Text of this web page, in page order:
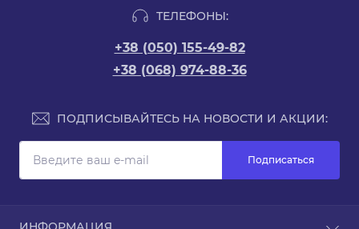
ТЕЛЕФОНЫ:
+38 (050) 155-49-82
+38 (068) 974-88-36
ПОДПИСЫВАЙТЕСЬ НА НОВОСТИ И АКЦИИ:
Подписаться